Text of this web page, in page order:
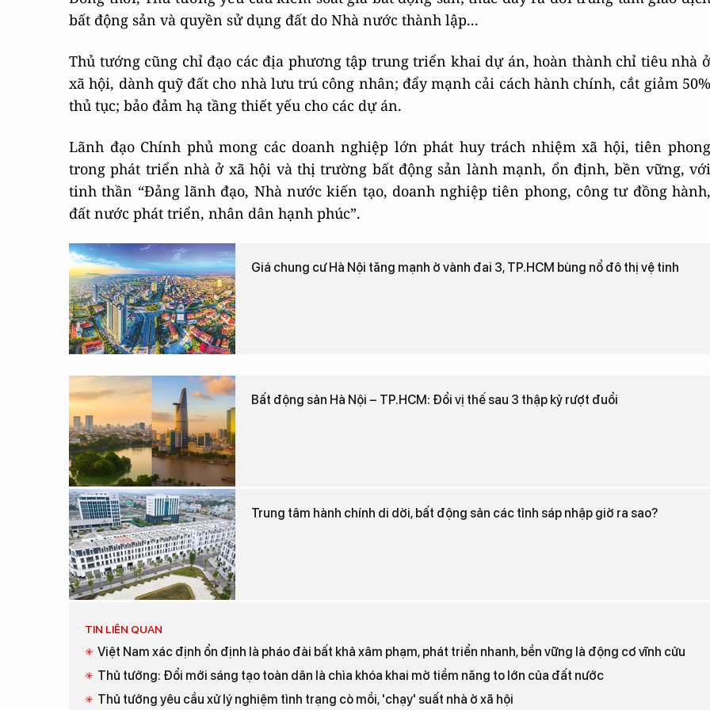
bất động sản và quyền sử dụng đất do Nhà nước thành lập...
Thủ tướng cũng chỉ đạo các địa phương tập trung triển khai dự án, hoàn thành chỉ tiêu nhà ở
xã hội, dành quỹ đất cho nhà lưu trú công nhân; đẩy mạnh cải cách hành chính, cắt giảm 50%
thủ tục; bảo đảm hạ tầng thiết yếu cho các dự án.
Lãnh đạo Chính phủ mong các doanh nghiệp lớn phát huy trách nhiệm xã hội, tiên phong
trong phát triển nhà ở xã hội và thị trường bất động sản lành mạnh, ổn định, bền vững, với
tinh thần “Đảng lãnh đạo, Nhà nước kiến tạo, doanh nghiệp tiên phong, công tư đồng hành,
đất nước phát triển, nhân dân hạnh phúc”.
Giá chung cư Hà Nội tăng mạnh ở vành đai 3, TP.HCM bùng nổ đô thị vệ tinh
Bất động sản Hà Nội – TP.HCM: Đổi vị thế sau 3 thập kỷ rượt đuổi
Trung tâm hành chính di dời, bất động sản các tỉnh sáp nhập giờ ra sao?
TIN LIÊN QUAN
Việt Nam xác định ổn định là pháo đài bất khả xâm phạm, phát triển nhanh, bền vững là động cơ vĩnh cửu
Thủ tướng: Đổi mới sáng tạo toàn dân là chìa khóa khai mở tiềm năng to lớn của đất nước
Thủ tướng yêu cầu xử lý nghiệm tình trạng cò mồi, 'chạy' suất nhà ở xã hội